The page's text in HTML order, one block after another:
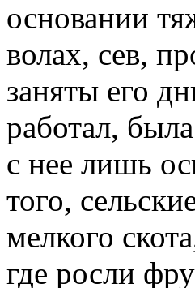
основании
волах, сев,
заняты его
работал,
с нее лишь
того,
мелкого
где росли